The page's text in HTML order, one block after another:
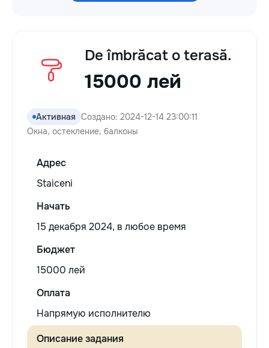
De îmbrăcat o terasă.
15000 лей
Активная Создано: 2024-12-14 23:00:11
Окна, остекление, балконы
Адрес
Staiceni
Начать
15 декабря 2024, в любое время
Бюджет
15000 лей
Оплата
Напрямую исполнителю
Описание задания